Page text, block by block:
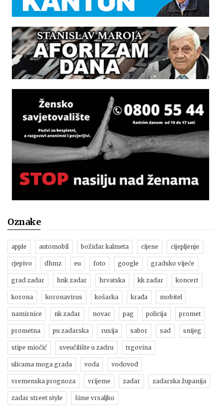
Oznake
apple automobil božidar kalmeta cijene cijepljenje
cjepivo dhmz eu foto google gradsko vijeće
grad zadar hnk zadar hrvatska kk zadar koncert
korona koronavirus košarka krađa mobitel
namirnice nk zadar novac pag policija promet
prometna pu zadarska rusija sabor sad snijeg
stipe miočić sveučilište u zadru trgovina
ulicama moga grada voda vodovod
vremenska prognoza vrijeme zadar zadarska županija
zadar street style šime vrsaljko